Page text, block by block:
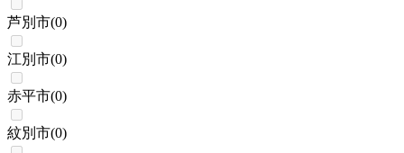
芦別市(0)
江別市(0)
赤平市(0)
紋別市(0)